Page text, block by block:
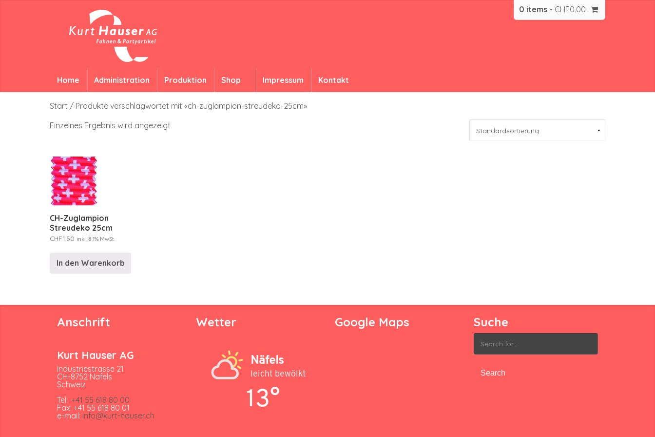
0 items - CHF0.00
Home Administration Produktion Shop Impressum Kontakt
Start / Produkte verschlagwortet mit «ch-zuglampion-streudeko-25cm»
Einzelnes Ergebnis wird angezeigt
CH-Zuglampion
Streudeko 25cm
CHF1.50 inkl. 8.1% MwSt.
In den Warenkorb
Anschrift
Kurt Hauser AG
Industriestrasse 21
CH-8752 Näfels
Schweiz
Tel: +41 55 618 80 00
Fax: +41 55 618 80 01
e-mail: info@kurt-hauser.ch
Wetter
Näfels
leicht bewölkt
13°
Google Maps Suche
Search
for: